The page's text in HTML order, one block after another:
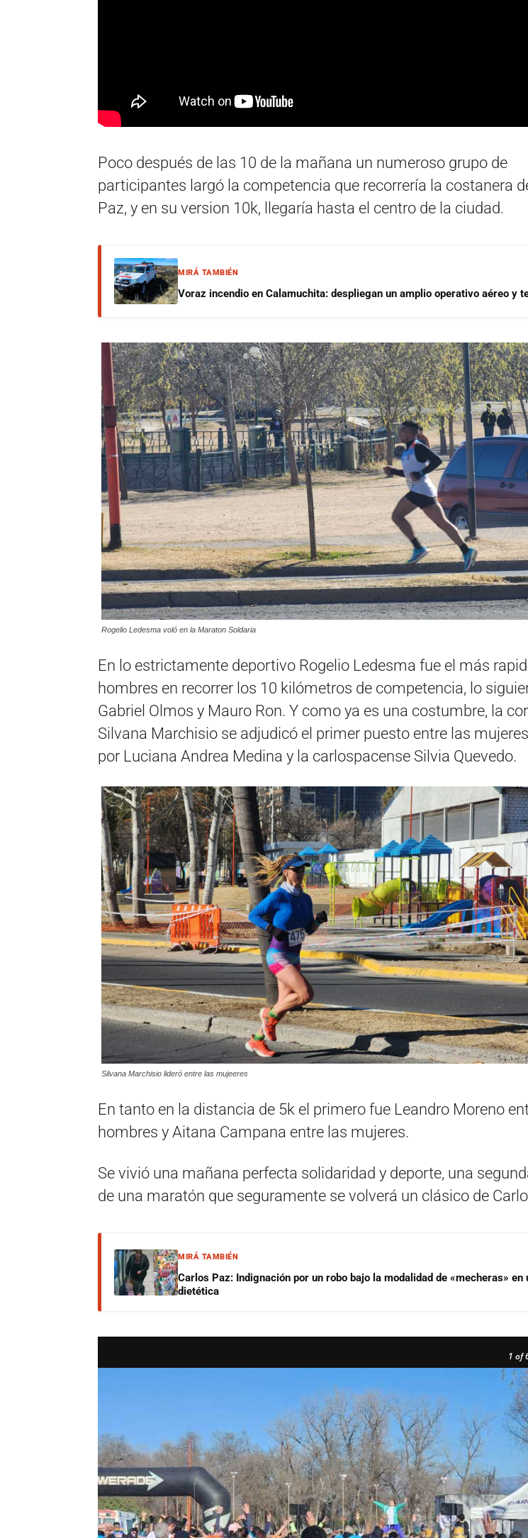
Poco después de las 10 de la mañana un numeroso grupo de
participantes largó la competencia que recorrería la costanera
Paz, y en su version 10k, llegaría hasta el centro de la ciudad.
MIRÁ TAMBIÉN
Voraz incendio en Calamuchita: despliegan un amplio operativo aéreo y
Rogelio Ledesma voló en la Maraton Soldaria
En lo estrictamente deportivo Rogelio Ledesma fue el más
hombres en recorrer los 10 kilómetros de competencia, lo
Gabriel Olmos y Mauro Ron. Y como ya es una costumbre, la
Silvana Marchisio se adjudicó el primer puesto entre las
por Luciana Andrea Medina y la carlospacense Silvia Quevedo.
Silvana Marchisio lideró entre las mujeeres
En tanto en la distancia de 5k el primero fue Leandro Moreno
hombres y Aitana Campana entre las mujeres.
Se vivió una mañana perfecta solidaridad y deporte, una
de una maratón que seguramente se volverá un clásico de
MIRÁ TAMBIÉN
Carlos Paz: Indignación por un robo bajo la modalidad de «mecheras» en
dietética
1 of